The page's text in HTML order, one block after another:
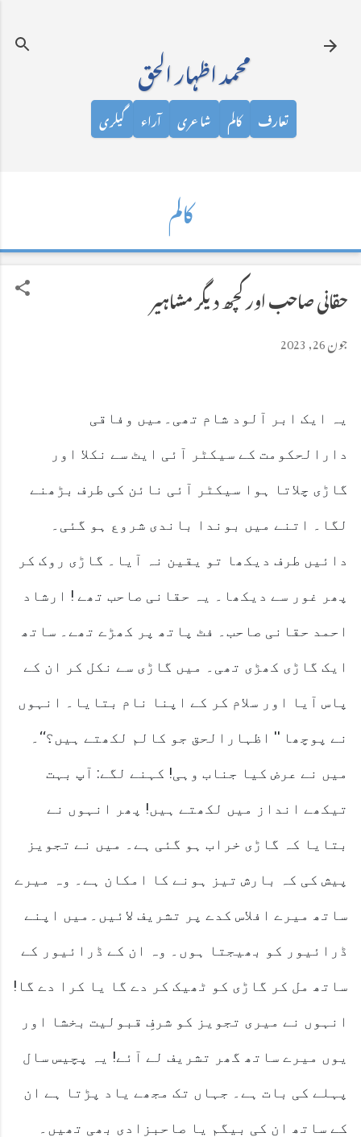
محمد اظہار الحق
تعارف کالم شاعری آراء گیلری
کالم
حقانی صاحب اور کچھ دیگر مشاہیر
جون 26, 2023
یہ ایک ابر آلود شام تھی۔میں وفاقی
دارالحکومت کے سیکٹر آئی ایٹ سے نکلا اور
گاڑی چلاتا ہوا سیکٹر آئی نائن کی طرف بڑھنے
لگا۔ اتنے میں بوندا باندی شروع ہو گئی۔
دائیں طرف دیکھا تو یقین نہ آیا۔ گاڑی روک کر
پھر غور سے دیکھا۔ یہ حقانی صاحب تھے ! ارشاد
احمد حقانی صاحب۔ فٹ پاتھ پر کھڑے تھے۔ ساتھ
ایک گاڑی کھڑی تھی۔ میں گاڑی سے نکل کر ان کے
پاس آیا اور سلام کر کے اپنا نام بتایا۔ انہوں
نے پوچھا '' اظہارالحق جو کالم لکھتے ہیں؟‘‘۔
میں نے عرض کیا جناب وہی! کہنے لگے: آپ بہت
تیکھے انداز میں لکھتے ہیں! پھر انہوں نے
بتایا کہ گاڑی خراب ہو گئی ہے۔ میں نے تجویز
پیش کی کہ بارش تیز ہونے کا امکان ہے۔ وہ میرے
ساتھ میرے افلاس کدے پر تشریف لائیں۔میں اپنے
ڈرائیور کو بھیجتا ہوں۔ وہ ان کے ڈرائیور کے
ساتھ مل کر گاڑی کو ٹھیک کر دے گا یا کرا دے گا!
انہوں نے میری تجویز کو شرفِ قبولیت بخشا اور
یوں میرے ساتھ گھر تشریف لے آئے! یہ پچیس سال
پہلے کی بات ہے۔ جہاں تک مجھے یاد پڑتا ہے ان
کے ساتھ ان کی بیگم یا صاحبزادی بھی تھیں۔